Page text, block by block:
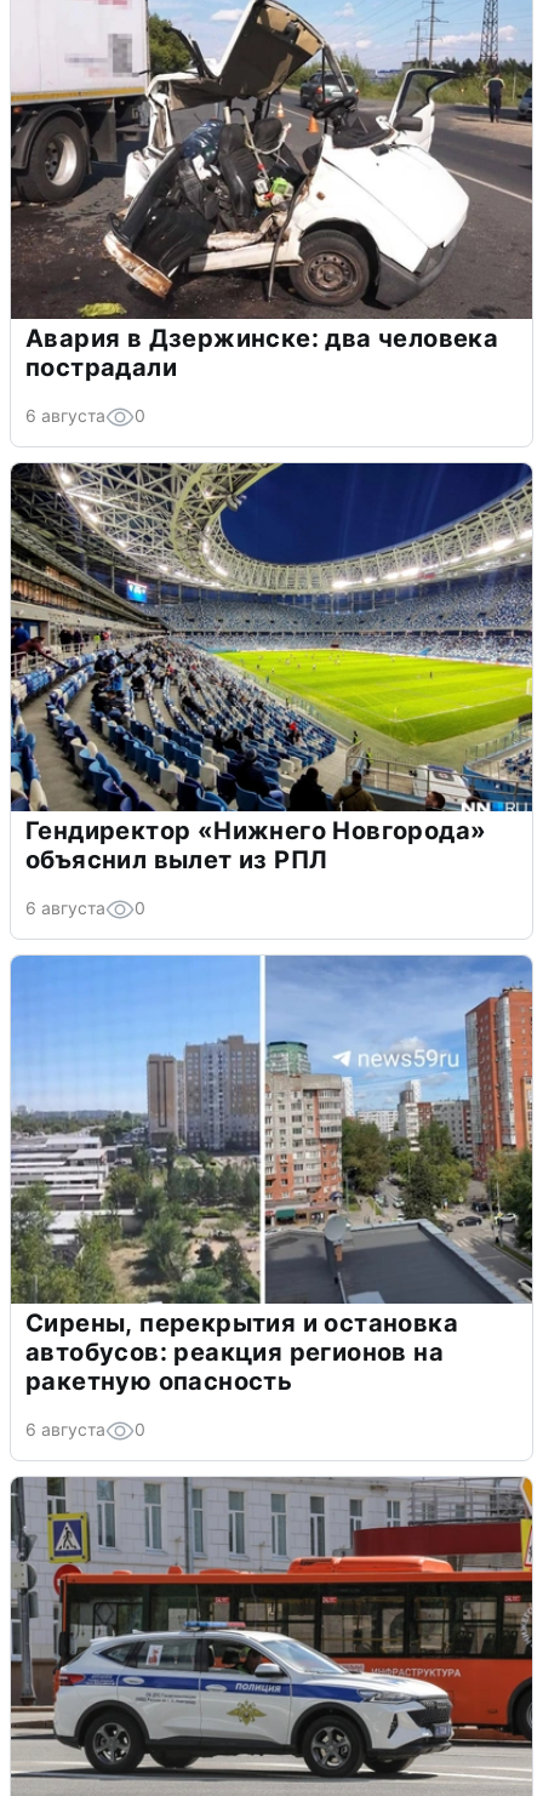
Авария в Дзержинске: два человека
пострадали
6 августа 0
Гендиректор «Нижнего Новгорода»
объяснил вылет из РПЛ
6 августа 0
Сирены, перекрытия и остановка
автобусов: реакция регионов на
ракетную опасность
6 августа 0